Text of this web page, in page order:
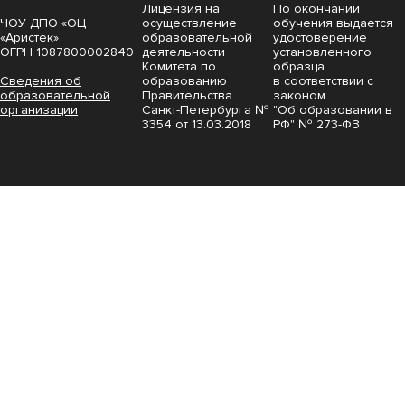
ЧОУ ДПО «ОЦ
«Аристек»
ОГРН 1087800002840
Сведения об
образовательной
организации
Лицензия на
осуществление
образовательной
деятельности
Комитета по
образованию
Правительства
Санкт-Петербурга №
3354 от 13.03.2018
По окончании
обучения выдается
удостоверение
установленного
образца
в соответствии с
законом
"Об образовании в
РФ" № 273-ФЗ